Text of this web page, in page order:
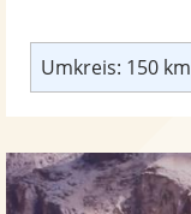
Umkreis: 150 km